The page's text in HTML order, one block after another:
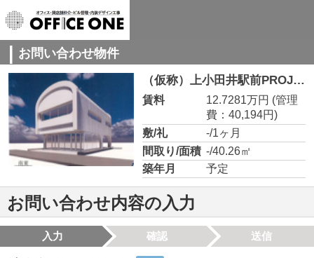
お問い合わせ物件
（仮称）上小田井駅前PROJECT 1階①
賃料 12.7281万円 (管理
費：40,194円)
敷/礼
-/1ヶ月
間取り/面積 -/40.26㎡
築年月
予定
お問い合わせ内容の入力
入力 確認 送信